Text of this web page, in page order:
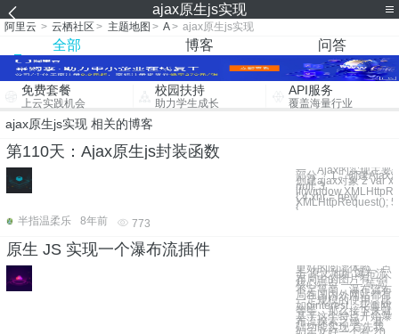
ajax原生js实现
阿里云 > 云栖社区 > 主题地图 > A> ajax原生js实现
全部 博客 问答
免费套餐
上云实践机会
校园扶持
助力学生成长
API服务
覆盖海量行业
ajax原生js实现 相关的博客
第110天：Ajax原生js封装函数
一、Ajax的实现主要
部分： 1、创建Ajax
创建ajax对象 2 var
null; 3
{ 4 xhr = new
XMLHttpRequest();
{
半指温柔乐
8年前 773
原生 JS 实现一个瀑布流插件
更好的阅读体验，点
击 原文地址 瀑布流
布局中的图片有一个
核心特点 —— 等宽
不定等高，瀑布流布
局在国内外网站都有
一定规模的使用，比
如pinterest、花瓣网
等等。那么接下来就
基于这个特点开始瀑
布流探索之旅。 基
础功能实现 首先我